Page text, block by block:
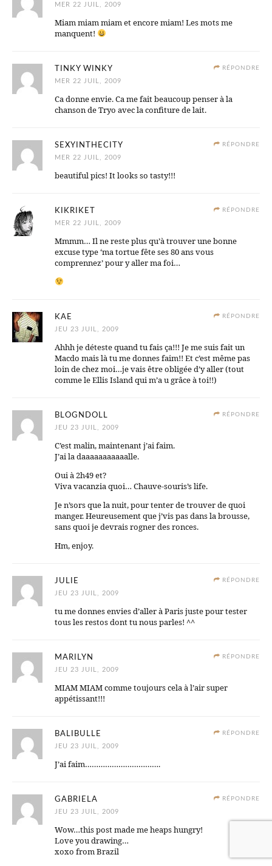
MER 22 JUIL, 2009
Miam miam miam et encore miam! Les mots me
manquent!
RÉPONDRE
TINKY WINKY
MER 22 JUIL, 2009
Ca donne envie. Ca me fait beaucoup penser à la
chanson de Tryo avec la confiture de lait.
RÉPONDRE
SEXYINTHECITY
MER 22 JUIL, 2009
beautiful pics! It looks so tasty!!!
RÉPONDRE
KIKRIKET
MER 22 JUIL, 2009
Mmmm… Il ne reste plus qu’à trouver une bonne
excuse type ‘ma tortue fête ses 80 ans vous
comprennez’ pour y aller ma foi…
RÉPONDRE
KAE
JEU 23 JUIL, 2009
Ahhh je déteste quand tu fais ça!!! Je me suis fait un
Macdo mais là tu me donnes faim!! Et c’est même pas
loin de chez moi…je vais être obligée d’y aller (tout
comme le Ellis Island qui m’a u grâce à toi!!)
RÉPONDRE
BLOGNDOLL
JEU 23 JUIL, 2009
C’est malin, maintenant j’ai faim.
J’ai la daaaaaaaaaaalle.
Oui à 2h49 et?
Viva vacanzia quoi… Chauve-souris’s life.
Je n’sors que la nuit, pour tenter de trouver de quoi
manger. Heureusement que j’vis pas dans la brousse,
sans quoi je devrais rogner des ronces.
Hm, enjoy.
RÉPONDRE
JULIE
JEU 23 JUIL, 2009
tu me donnes envies d’aller à Paris juste pour tester
tous les restos dont tu nous parles! ^^
RÉPONDRE
MARILYN
JEU 23 JUIL, 2009
MIAM MIAM comme toujours cela à l’air super
appétissant!!!
RÉPONDRE
BALIBULLE
JEU 23 JUIL, 2009
J’ai faim…………………………….
RÉPONDRE
GABRIELA
JEU 23 JUIL, 2009
Wow…this post made me heaps hungry!
Love you drawing…
xoxo from Brazil